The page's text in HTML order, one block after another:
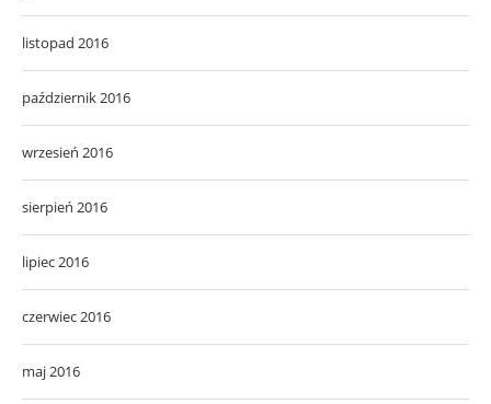
listopad 2016
październik 2016
wrzesień 2016
sierpień 2016
lipiec 2016
czerwiec 2016
maj 2016